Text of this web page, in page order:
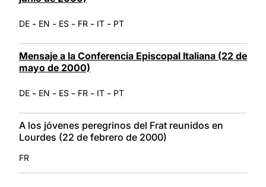
DE - EN - ES - FR - IT - PT
Mensaje a la Conferencia Episcopal Italiana (22 de
mayo de 2000)
DE - EN - ES - FR - IT - PT
A los jóvenes peregrinos del Frat reunidos en
Lourdes (22 de febrero de 2000)
FR